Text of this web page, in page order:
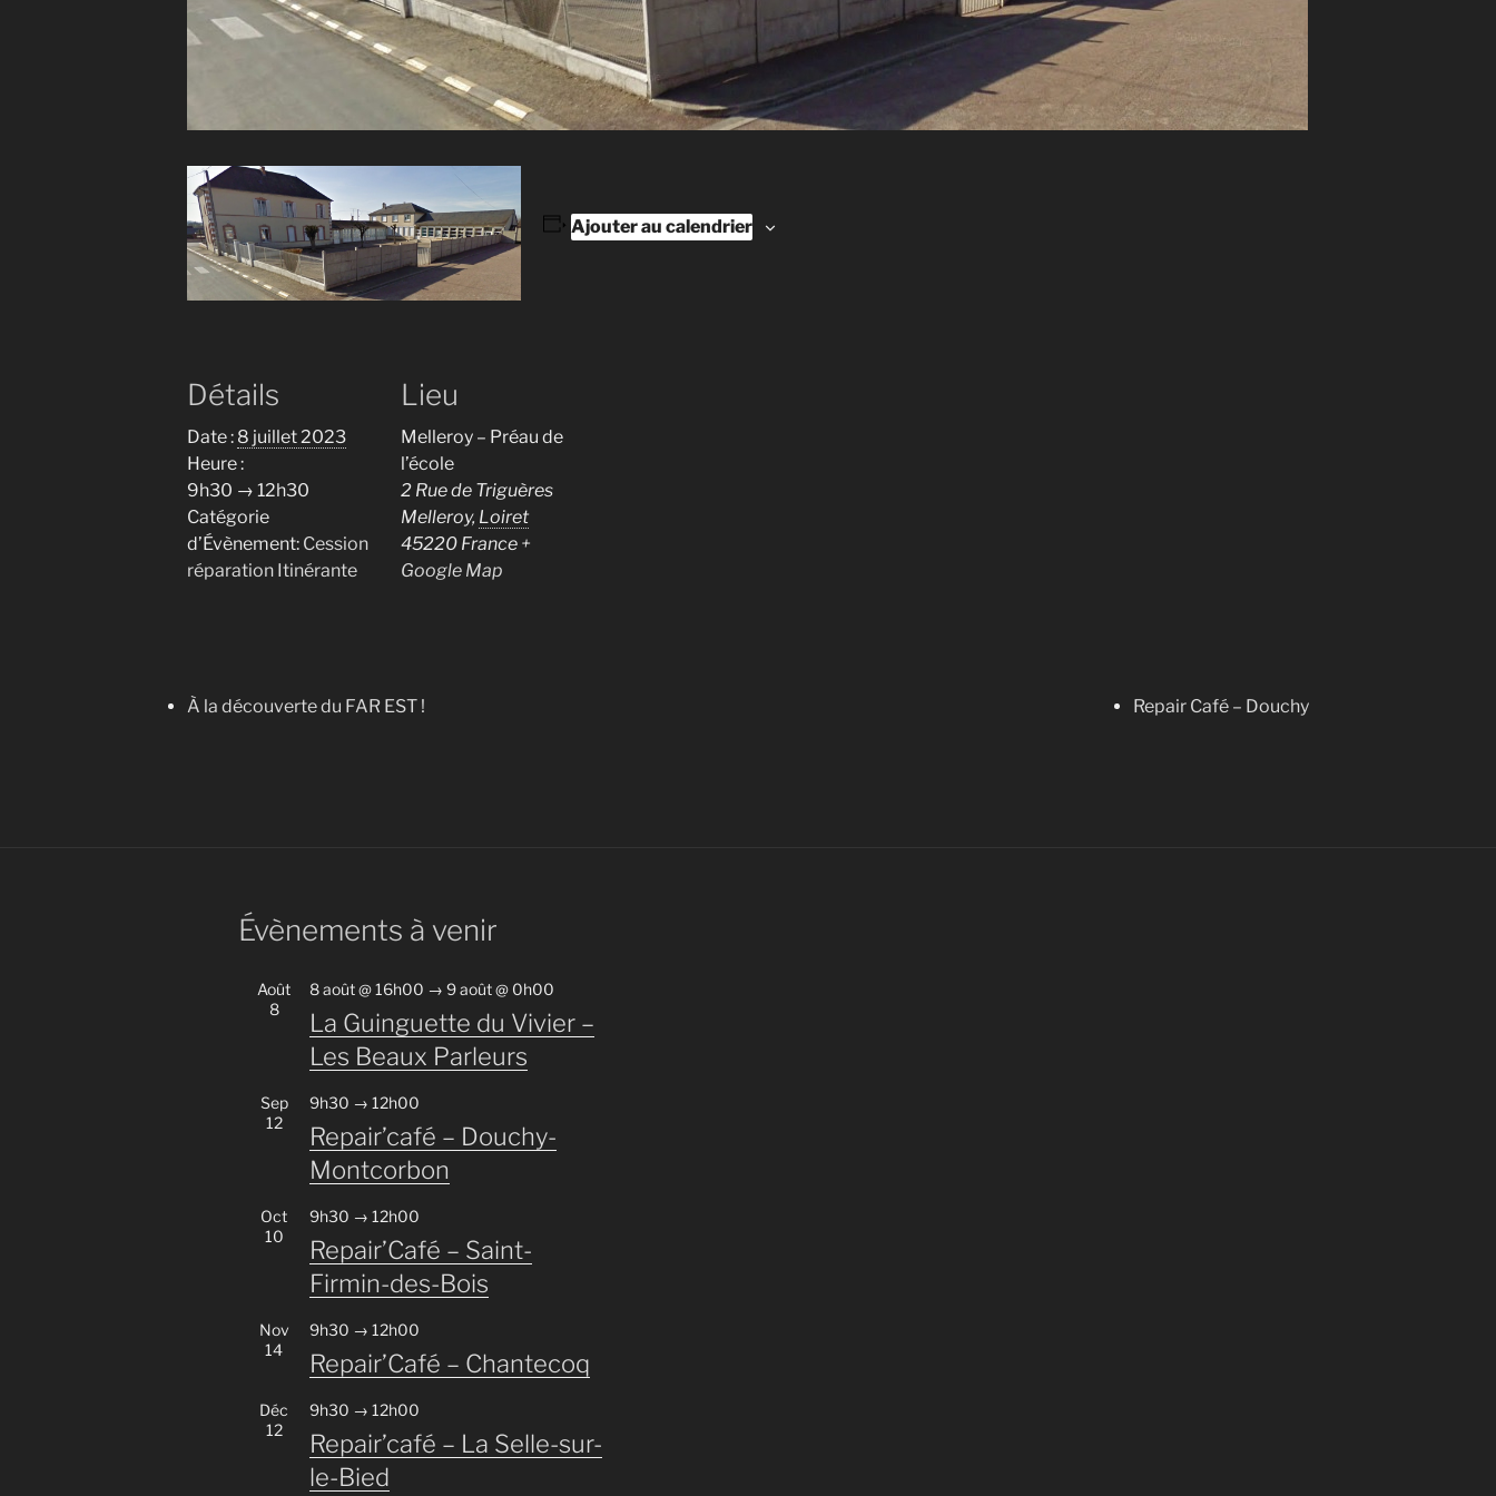
Ajouter au calendrier
Détails
Date : 8 juillet 2023
Heure :
9h30 → 12h30
Catégorie
d’Évènement: Cession
réparation Itinérante
Lieu
Melleroy – Préau de
l’école
2 Rue de Triguères
Melleroy, Loiret
45220 France +
Google Map
À la découverte du FAR EST ! Repair Café – Douchy
Évènements à venir
Août
8
8 août @ 16h00 → 9 août @ 0h00
La Guinguette du Vivier –
Les Beaux Parleurs
Sep
12
9h30 → 12h00
Repair’café – Douchy-
Montcorbon
Oct
10
9h30 → 12h00
Repair’Café – Saint-
Firmin-des-Bois
Nov
14
9h30 → 12h00
Repair’Café – Chantecoq
Déc
12
9h30 → 12h00
Repair’café – La Selle-sur-
le-Bied